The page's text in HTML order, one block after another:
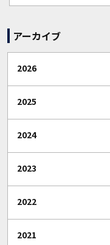
アーカイブ
2026
2025
2024
2023
2022
2021